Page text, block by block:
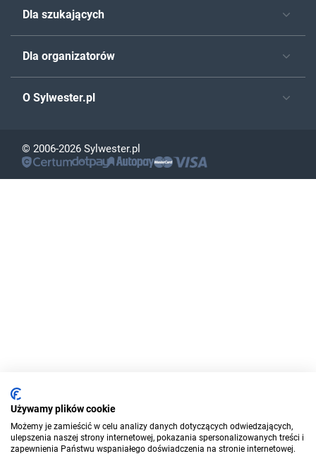
Dla szukających
Dla organizatorów
O Sylwester.pl
© 2006-2026 Sylwester.pl
Używamy plików cookie
Możemy je zamieścić w celu analizy danych dotyczących odwiedzających,
ulepszenia naszej strony internetowej, pokazania spersonalizowanych treści i
zapewnienia Państwu wspaniałego doświadczenia na stronie internetowej.